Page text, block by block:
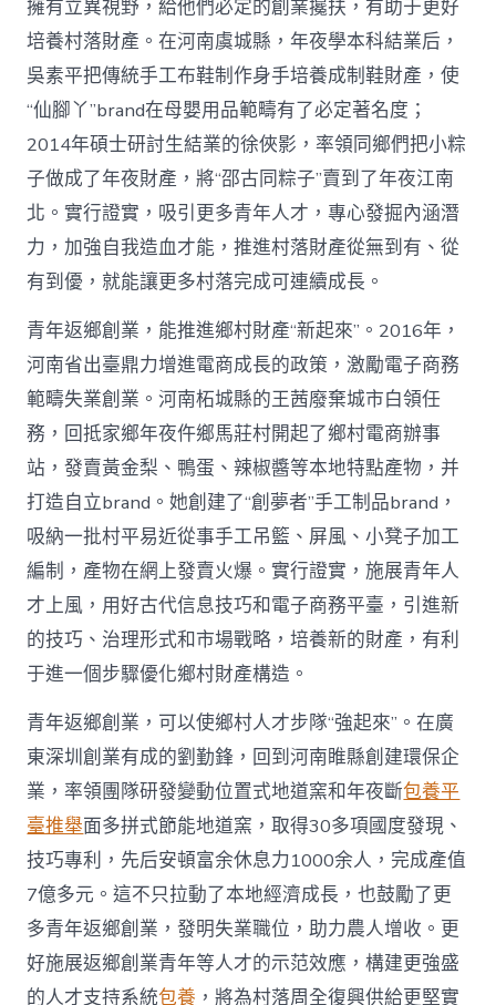
擁有立異視野，給他們必定的創業攙扶，有助于更好
培養村落財產。在河南虞城縣，年夜學本科結業后，
吳素平把傳統手工布鞋制作身手培養成制鞋財產，使
“仙腳丫”brand在母嬰用品範疇有了必定著名度；
2014年碩士研討生結業的徐俠影，率領同鄉們把小粽
子做成了年夜財產，將“邵古同粽子”賣到了年夜江南
北。實行證實，吸引更多青年人才，專心發掘內涵潛
力，加強自我造血才能，推進村落財產從無到有、從
有到優，就能讓更多村落完成可連續成長。
青年返鄉創業，能推進鄉村財產“新起來”。2016年，
河南省出臺鼎力增進電商成長的政策，激勵電子商務
範疇失業創業。河南柘城縣的王茜廢棄城市白領任
務，回抵家鄉年夜仵鄉馬莊村開起了鄉村電商辦事
站，發賣黃金梨、鴨蛋、辣椒醬等本地特點產物，并
打造自立brand。她創建了“創夢者”手工制品brand，
吸納一批村平易近從事手工吊籃、屏風、小凳子加工
編制，產物在網上發賣火爆。實行證實，施展青年人
才上風，用好古代信息技巧和電子商務平臺，引進新
的技巧、治理形式和市場戰略，培養新的財產，有利
于進一個步驟優化鄉村財產構造。
青年返鄉創業，可以使鄉村人才步隊“強起來”。在廣
東深圳創業有成的劉勤鋒，回到河南睢縣創建環保企
業，率領團隊研發變動位置式地道窯和年夜斷包養平
臺推舉面多拼式節能地道窯，取得30多項國度發現、
技巧專利，先后安頓富余休息力1000余人，完成產值
7億多元。這不只拉動了本地經濟成長，也鼓勵了更
多青年返鄉創業，發明失業職位，助力農人增收。更
好施展返鄉創業青年等人才的示范效應，構建更強盛
的人才支持系統包養 ，將為村落周全復興供給更堅實